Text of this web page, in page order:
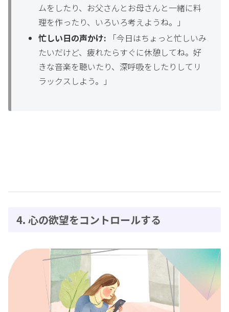
ムをしたり、お父さんとお母さんと一緒に料
理を作ったり、いろいろ考えようね。」
忙しい日の声かけ: 「今日はちょっと忙しいみ
たいだけど、疲れたらすぐに休憩してね。好
きな音楽を聴いたり、深呼吸をしたりしてリ
ラックスしよう。」
4. 心の欲望をコントロールする